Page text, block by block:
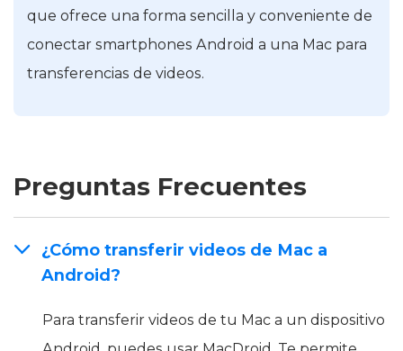
que ofrece una forma sencilla y conveniente de
conectar smartphones Android a una Mac para
transferencias de videos.
Preguntas Frecuentes
¿Cómo transferir videos de Mac a
Android?
Para transferir videos de tu Mac a un dispositivo